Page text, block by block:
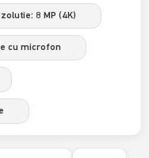
8 MP (4K)
cu microfon